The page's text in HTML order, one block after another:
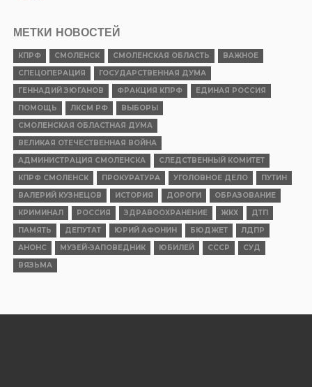
МЕТКИ НОВОСТЕЙ
КПРФ СМОЛЕНСК СМОЛЕНСКАЯ ОБЛАСТЬ
ВАЖНОЕ
СПЕЦОПЕРАЦИЯ
ГОСУДАРСТВЕННАЯ ДУМА
ГЕННАДИЙ ЗЮГАНОВ
ФРАКЦИЯ КПРФ
ЕДИНАЯ РОССИЯ
ПОМОЩЬ
ЛКСМ РФ
ВЫБОРЫ
СМОЛЕНСКАЯ ОБЛАСТНАЯ ДУМА
ВЕЛИКАЯ ОТЕЧЕСТВЕННАЯ ВОЙНА
АДМИНИСТРАЦИЯ СМОЛЕНСКА
СЛЕДСТВЕННЫЙ КОМИТЕТ
КПРФ СМОЛЕНСК
ПРОКУРАТУРА УГОЛОВНОЕ ДЕЛО
ПУТИН
ВАЛЕРИЙ КУЗНЕЦОВ
ИСТОРИЯ ДОРОГИ
ОБРАЗОВАНИЕ
КРИМИНАЛ
РОССИЯ ЗДРАВООХРАНЕНИЕ ЖКХ
ДТП
ПАМЯТЬ
ДЕПУТАТ ЮРИЙ АФОНИН БЮДЖЕТ
ЛДПР
АНОНС
МУЗЕЙ-ЗАПОВЕДНИК ЮБИЛЕЙ СССР
СУД
ВЯЗЬМА